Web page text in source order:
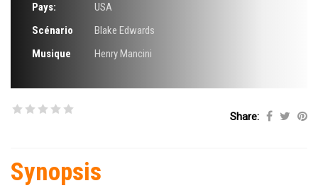
Pays:
USA
Scénario
Blake Edwards
Musique
Henry Mancini
Share:
Synopsis